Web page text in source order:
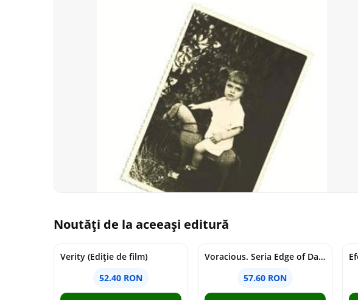
Noutăți de la aceeași editură
Verity (Ediție de film)
52.40 RON
Voracious. Seria Edge of Darkness Vol.2
57.60 RON